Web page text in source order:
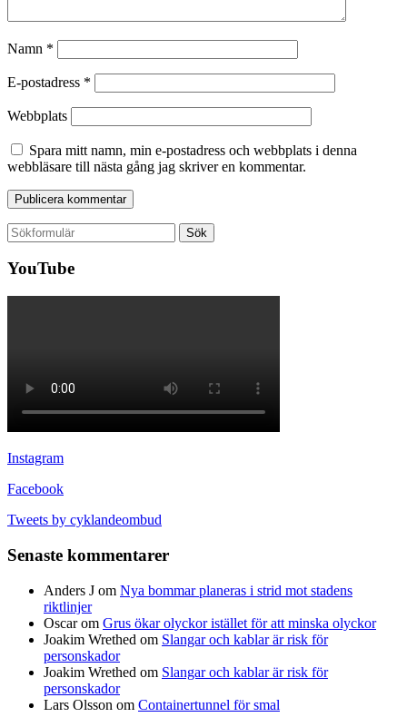
Namn *
E-postadress *
Webbplats
Spara mitt namn, min e-postadress och webbplats i denna
webbläsare till nästa gång jag skriver en kommentar.
Sök
efter:
YouTube
Instagram
Facebook
Tweets by cyklandeombud
Senaste kommentarer
Anders J om Nya bommar planeras i strid mot stadens
riktlinjer
Oscarom Grus ökar olyckor istället för att minska olyckor
Joakim Wrethed om Slangar och kablar är risk för
personskador
Joakim Wrethed om Slangar och kablar är risk för
personskador
Lars Olsson om Containertunnel för smal